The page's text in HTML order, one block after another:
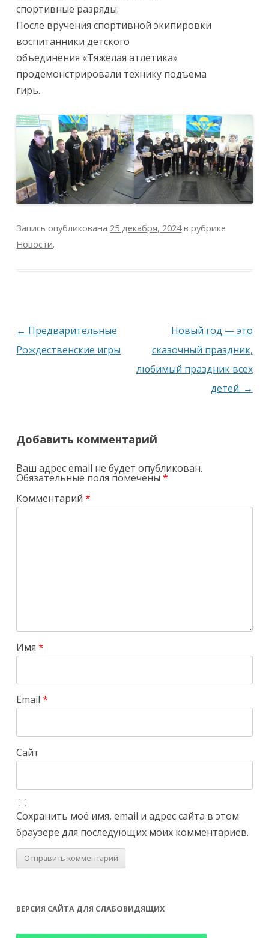
спортивные разряды.
После вручения спортивной экипировки
воспитанники детского
объединения «Тяжелая атлетика»
продемонстрировали технику подъема
гирь.
Запись опубликована 25 декабря, 2024в рубрике
Новости.
Навигация
по
← Предварительные
Рождественские игры
Новый год — это
сказочный праздник,
любимый праздник всех
детей. →
Добавить комментарий
Ваш адрес email не будет опубликован.
Обязательные поля помечены*
Комментарий*
Имя*
Email*
Сайт
Сохранить моё имя, email и адрес сайта в этом
браузере для последующих моих комментариев.
ВЕРСИЯ САЙТА ДЛЯ СЛАБОВИДЯЩИХ